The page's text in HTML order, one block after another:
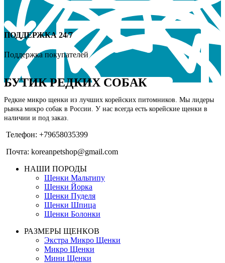
ПОДДЕРЖКА 24/7
Поддержка покупателей
БУТИК РЕДКИХ СОБАК
Редкие микро щенки из лучших корейских питомников. Мы лидеры
рынка микро собак в России. У нас всегда есть корейские щенки в
наличии и под заказ.
Телефон: +79658035399
Почта: koreanpetshop@gmail.com
НАШИ ПОРОДЫ
Щенки Мальтипу
Щенки Йорка
Щенки Пуделя
Щенки Шпица
Щенки Болонки
РАЗМЕРЫ ЩЕНКОВ
Экстра Микро Щенки
Микро Щенки
Мини Щенки